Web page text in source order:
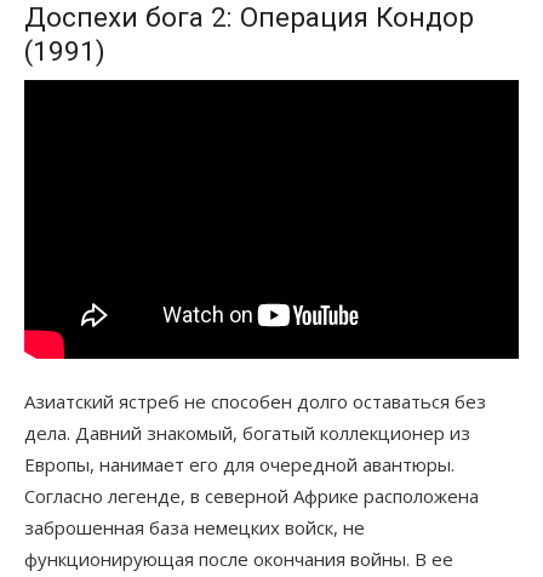
Доспехи бога 2: Операция Кондор
(1991)
Азиатский ястреб не способен долго оставаться без
дела. Давний знакомый, богатый коллекционер из
Европы, нанимает его для очередной авантюры.
Согласно легенде, в северной Африке расположена
заброшенная база немецких войск, не
функционирующая после окончания войны. В ее